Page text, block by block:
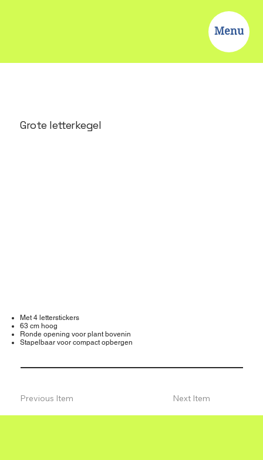
Menu
Grote letterkegel
Met 4 letterstickers
63 cm hoog
Ronde opening voor plant bovenin
Stapelbaar voor compact opbergen
Previous Item Next Item